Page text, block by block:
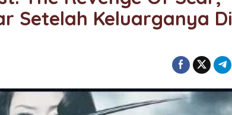
Setelah Keluarganya Di